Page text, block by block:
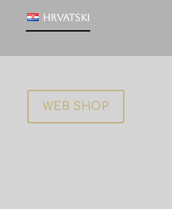
Hrvatski
WEB SHOP